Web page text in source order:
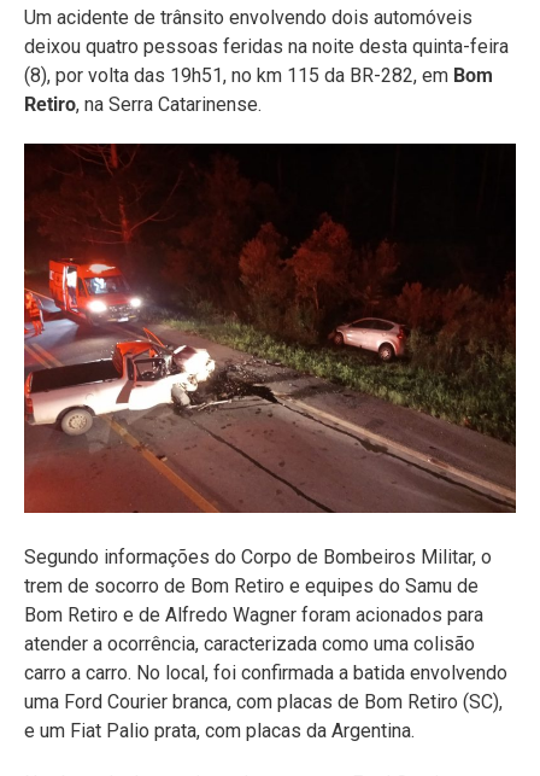
Um acidente de trânsito envolvendo dois automóveis
deixou quatro pessoas feridas na noite desta quinta-feira
(8), por volta das 19h51, no km 115 da BR-282, em Bom
Retiro, na Serra Catarinense.
Segundo informações do Corpo de Bombeiros Militar, o
trem de socorro de Bom Retiro e equipes do Samu de
Bom Retiro e de Alfredo Wagner foram acionados para
atender a ocorrência, caracterizada como uma colisão
carro a carro. No local, foi confirmada a batida envolvendo
uma Ford Courier branca, com placas de Bom Retiro (SC),
e um Fiat Palio prata, com placas da Argentina.